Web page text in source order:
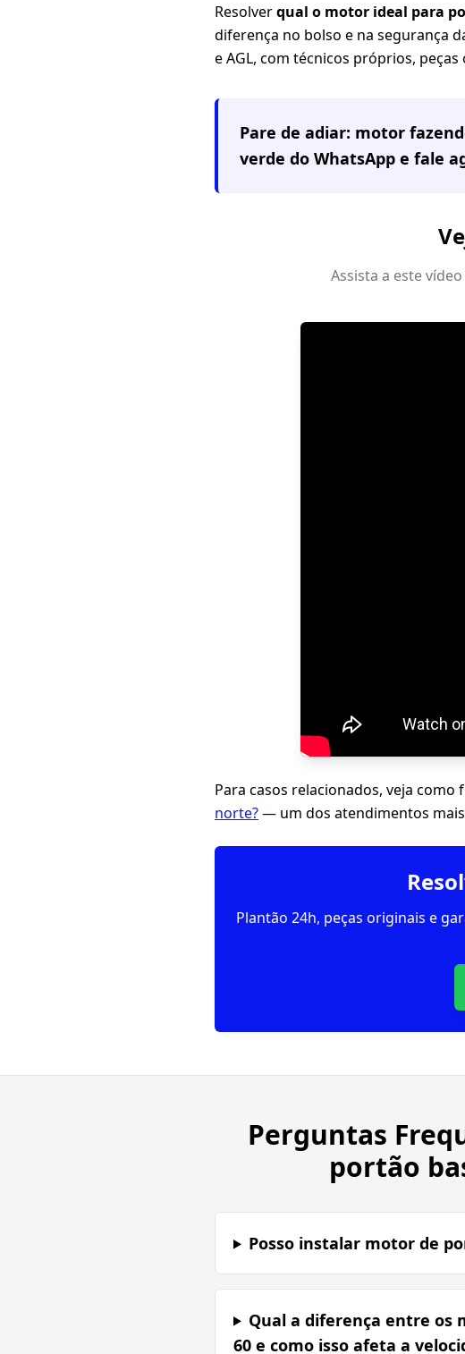
Resolverqual o motor ideal para
diferença no bolso e na segurança
e AGL, com técnicos próprios,
Pare de adiar: motor
verde do WhatsApp e fale
Assista a este
Para casos relacionados, veja como
norte?— um dos atendimentos
Plantão 24h, peças originais e
Perguntas
portão
Posso instalar motor de
Qual a diferença entre os
60 e como isso afeta a